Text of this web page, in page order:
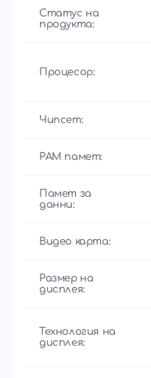
Статус на
продукта:
Процесор:
Чипсет:
РАМ памет:
Памет за
данни:
Видео карта:
Размер на
дисплея:
Технология на
дисплея: